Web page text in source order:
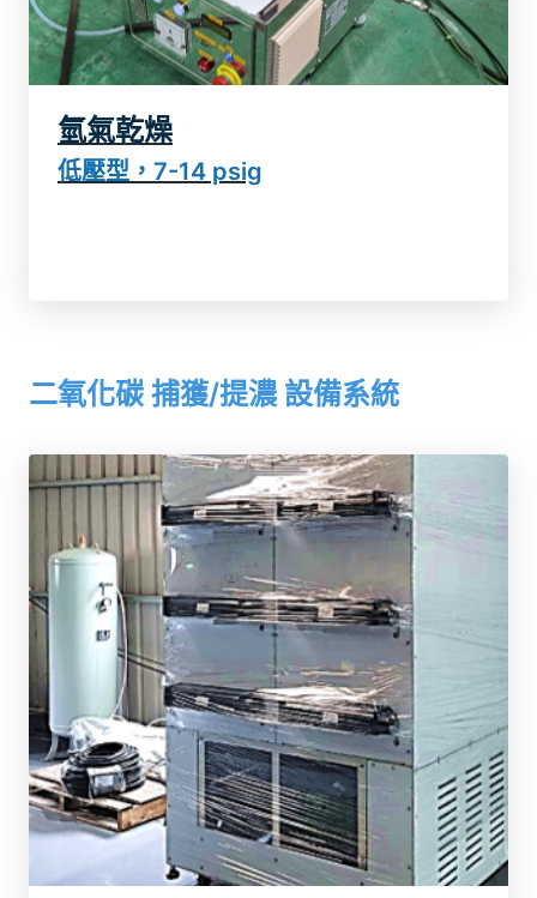
氫氣乾燥
低壓型，7-14 psig
了解更多
二氧化碳 捕獲/提濃 設備系統